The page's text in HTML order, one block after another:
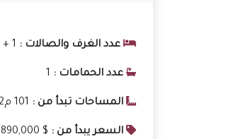
عدد الغرف والصالات : 1 + 1
عدد الحمامات : 1
المساحات تبدأ من : 101 م2
السعر يبدأ من : 890,000 $